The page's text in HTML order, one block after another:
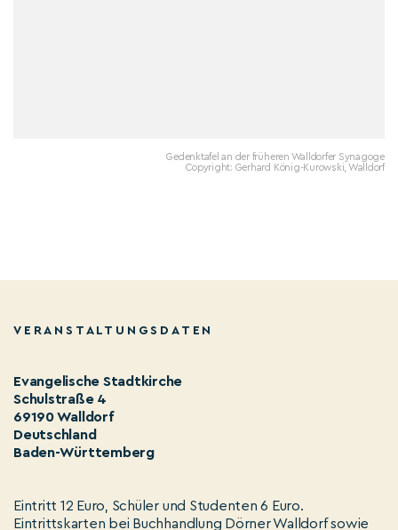
Gedenktafel an der früheren Walldorfer Synagoge
Copyright: Gerhard König-Kurowski, Walldorf
VERANSTALTUNGSDATEN
Evangelische Stadtkirche
Schulstraße 4
69190 Walldorf
Deutschland
Baden-Württemberg
Eintritt 12 Euro, Schüler und Studenten 6 Euro.
Eintrittskarten bei Buchhandlung Dörner Walldorf sowie